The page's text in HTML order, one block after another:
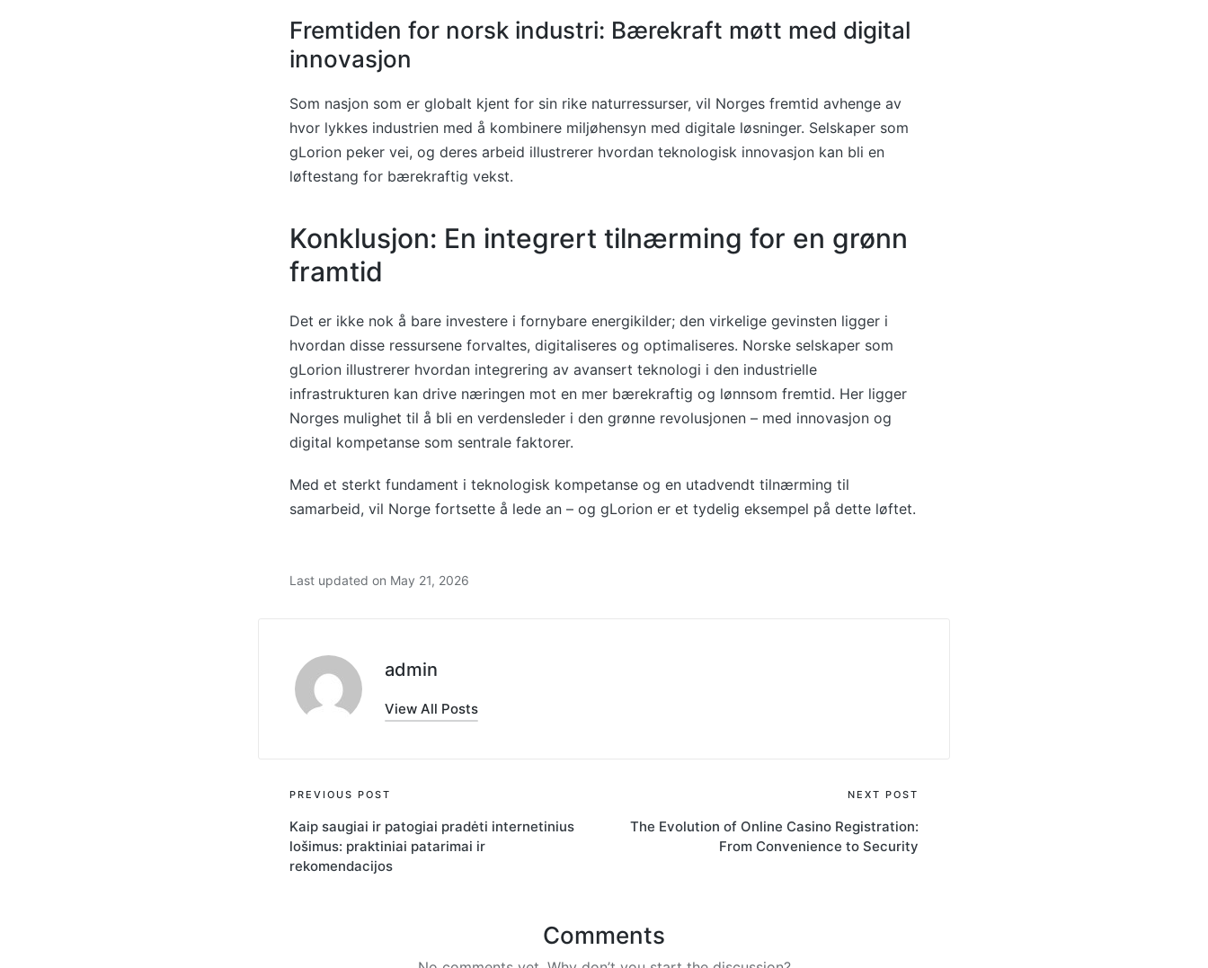
Fremtiden for norsk industri: Bærekraft møtt med digital
innovasjon
Som nasjon som er globalt kjent for sin rike naturressurser, vil Norges fremtid avhenge av
hvor lykkes industrien med å kombinere miljøhensyn med digitale løsninger. Selskaper som
gLorion peker vei, og deres arbeid illustrerer hvordan teknologisk innovasjon kan bli en
løftestang for bærekraftig vekst.
Konklusjon: En integrert tilnærming for en grønn
framtid
Det er ikke nok å bare investere i fornybare energikilder; den virkelige gevinsten ligger i
hvordan disse ressursene forvaltes, digitaliseres og optimaliseres. Norske selskaper som
gLorion illustrerer hvordan integrering av avansert teknologi i den industrielle
infrastrukturen kan drive næringen mot en mer bærekraftig og lønnsom fremtid. Her ligger
Norges mulighet til å bli en verdensleder i den grønne revolusjonen – med innovasjon og
digital kompetanse som sentrale faktorer.
Med et sterkt fundament i teknologisk kompetanse og en utadvendt tilnærming til
samarbeid, vil Norge fortsette å lede an – og gLorion er et tydelig eksempel på dette løftet.
Last updated on May 21, 2026
admin
View All Posts
PREVIOUS POST
Kaip saugiai ir patogiai pradėti internetinius
lošimus: praktiniai patarimai ir
rekomendacijos
NEXT POST
The Evolution of Online Casino Registration:
From Convenience to Security
Comments